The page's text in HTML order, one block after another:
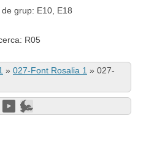
grup: E10, E18
R05
» 027-Font Rosalia 1 » 027-